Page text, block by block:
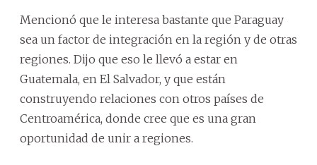
Mencionó que le interesa bastante que Paraguay
sea un factor de integración en la región y de otras
regiones. Dijo que eso le llevó a estar en
Guatemala, en El Salvador, y que están
construyendo relaciones con otros países de
Centroamérica, donde cree que es una gran
oportunidad de unir a regiones.